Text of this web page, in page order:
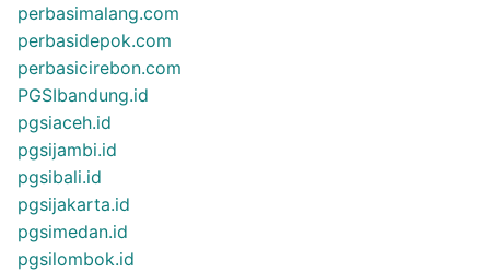
perbasimalang.com
perbasidepok.com
perbasicirebon.com
PGSIbandung.id
pgsiaceh.id
pgsijambi.id
pgsibali.id
pgsijakarta.id
pgsimedan.id
pgsilombok.id